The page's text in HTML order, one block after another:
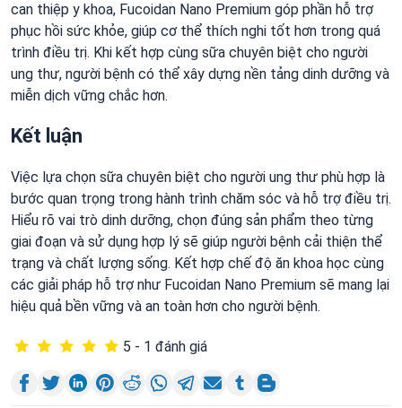
can thiệp y khoa, Fucoidan Nano Premium góp phần hỗ trợ
phục hồi sức khỏe, giúp cơ thể thích nghi tốt hơn trong quá
trình điều trị. Khi kết hợp cùng sữa chuyên biệt cho người
ung thư, người bệnh có thể xây dựng nền tảng dinh dưỡng và
miễn dịch vững chắc hơn.
Kết luận
Việc lựa chọn sữa chuyên biệt cho người ung thư phù hợp là
bước quan trọng trong hành trình chăm sóc và hỗ trợ điều trị.
Hiểu rõ vai trò dinh dưỡng, chọn đúng sản phẩm theo từng
giai đoạn và sử dụng hợp lý sẽ giúp người bệnh cải thiện thể
trạng và chất lượng sống. Kết hợp chế độ ăn khoa học cùng
các giải pháp hỗ trợ như Fucoidan Nano Premium sẽ mang lại
hiệu quả bền vững và an toàn hơn cho người bệnh.
5 - 1 đánh giá